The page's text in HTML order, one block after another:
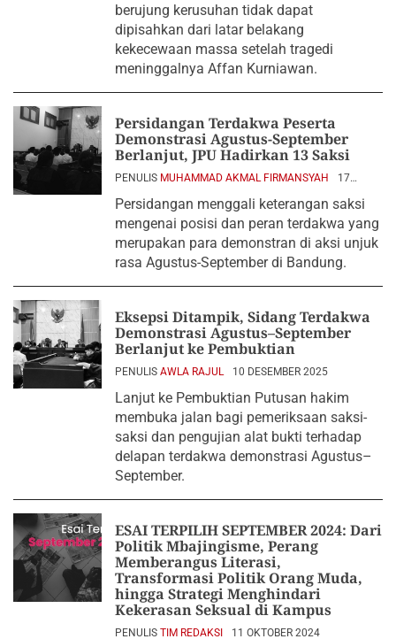
berujung kerusuhan tidak dapat
dipisahkan dari latar belakang
kekecewaan massa setelah tragedi
meninggalnya Affan Kurniawan.
Persidangan Terdakwa Peserta
Demonstrasi Agustus-September
Berlanjut, JPU Hadirkan 13 Saksi
PENULIS MUHAMMAD AKMAL FIRMANSYAH
17
Persidangan menggali keterangan saksi
mengenai posisi dan peran terdakwa yang
merupakan para demonstran di aksi unjuk
rasa Agustus-September di Bandung.
Eksepsi Ditampik, Sidang Terdakwa
Demonstrasi Agustus–September
Berlanjut ke Pembuktian
PENULIS AWLA RAJUL 10 DESEMBER 2025
Lanjut ke Pembuktian Putusan hakim
membuka jalan bagi pemeriksaan saksi-
saksi dan pengujian alat bukti terhadap
delapan terdakwa demonstrasi Agustus–
September.
ESAI TERPILIH SEPTEMBER 2024: Dari
Politik Mbajingisme, Perang
Memberangus Literasi,
Transformasi Politik Orang Muda,
hingga Strategi Menghindari
Kekerasan Seksual di Kampus
PENULIS TIM REDAKSI 11 OKTOBER 2024